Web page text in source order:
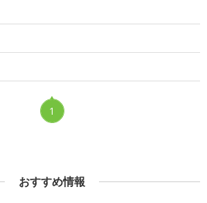
1
おすすめ情報